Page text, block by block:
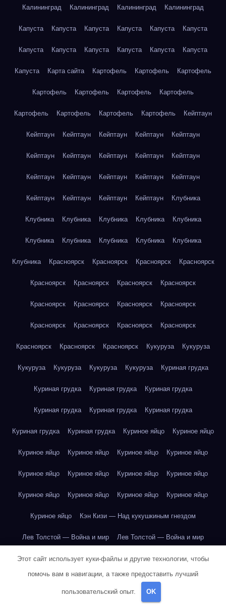
Калининград Калининград Калининград Калининград
Капуста Капуста Капуста Капуста Капуста Капуста
Капуста Капуста Капуста Капуста Капуста Капуста
Капуста Карта сайта Картофель Картофель Картофель
Картофель Картофель Картофель Картофель
Картофель Картофель Картофель Картофель Кейптаун
Кейптаун Кейптаун Кейптаун Кейптаун Кейптаун
Кейптаун Кейптаун Кейптаун Кейптаун Кейптаун
Кейптаун Кейптаун Кейптаун Кейптаун Кейптаун
Кейптаун Кейптаун Кейптаун Кейптаун Клубника
Клубника Клубника Клубника Клубника Клубника
Клубника Клубника Клубника Клубника Клубника
Клубника Красноярск Красноярск Красноярск Красноярск
Красноярск Красноярск Красноярск Красноярск
Красноярск Красноярск Красноярск Красноярск
Красноярск Красноярск Красноярск Красноярск
Красноярск Красноярск Красноярск Кукуруза Кукуруза
Кукуруза Кукуруза Кукуруза Кукуруза Куриная грудка
Куриная грудка Куриная грудка Куриная грудка
Куриная грудка Куриная грудка Куриная грудка
Куриная грудка Куриная грудка Куриное яйцо Куриное яйцо
Куриное яйцо Куриное яйцо Куриное яйцо Куриное яйцо
Куриное яйцо Куриное яйцо Куриное яйцо Куриное яйцо
Куриное яйцо Куриное яйцо Куриное яйцо Куриное яйцо
Куриное яйцо Кэн Кизи — Над кукушкиным гнездом
Лев Толстой — Война и мир Лев Толстой — Война и мир
Лев Толстой — Война и мир Лев Толстой — Война и мир
Лев Толстой — Война и мир Лев Толстой — Война и мир
Лев Толстой — Война и мир
Этот сайт использует куки-файлы и другие технологии, чтобы
помочь вам в навигации, а также предоставить лучший
пользовательский опыт. OK